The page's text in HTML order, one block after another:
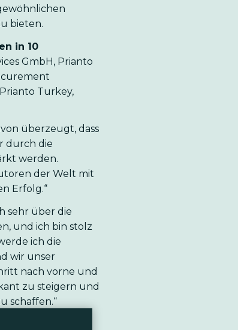
bieten.
in 10
GmbH, Prianto
Turkey,
überzeugt, dass
durch die
werden.
der Welt mit
Erfolg.“
sehr über die
und ich bin stolz
ich die
wir unser
nach vorne und
zu steigern und
schaffen.“